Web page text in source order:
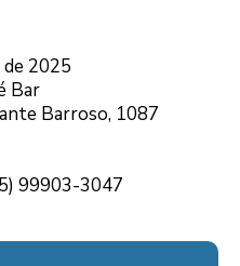
2025
Bar
Barroso, 1087
99903-3047